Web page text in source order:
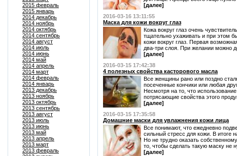
2015 февраль
2015 январь
2014 декабрь
2014 ноябрь
2014 октябрь
2014 сентябрь
2014 август
2014 июль
2014 июнь
2014 май
2014 апрель
2014 март
2014 февраль
2014 январь
2013 декабрь
2013 ноябрь
2013 октябрь
2013 сентябрь
2013 август
2013 июль
2013 июнь
2013 май
2013 апрель
2013 март
2013 февраль
[далее]
2016-03-16 13:11:55
Маска для кожи вокруг глаз
Кожа вокруг глаз очень
тщательно ухаживать и при этом
кожи вокруг глаз. Первая
два-три слоя. При желании можно
[далее]
2016-03-15 17:42:38
4 полезных свойства касторового масла
Все женщины рано или поздно
посеченные кончики или любая
Несмотря на то, что
потрясающие свойства этого
[далее]
2016-03-15 17:35:58
Домашние маски для увлажнения кожи лица
Все понимают, что ежедневно
сильный стресс для кожи. В итоге
Но не трудно оказать
то, чтобы сделать такую маску не
[далее]